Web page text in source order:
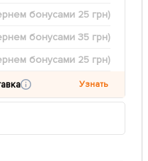
бонусами 25 грн)
бонусами35 грн)
бонусами 25 грн)
Узнать